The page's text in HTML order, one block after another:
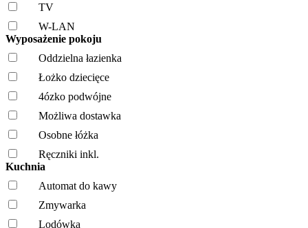
TV
W-LAN
Wyposażenie pokoju
Oddzielna łazienka
Łożko dziecięce
4ózko podwójne
Możliwa dostawka
Osobne łóżka
Ręczniki inkl.
Kuchnia
Automat do kawy
Zmywarka
Lodówka